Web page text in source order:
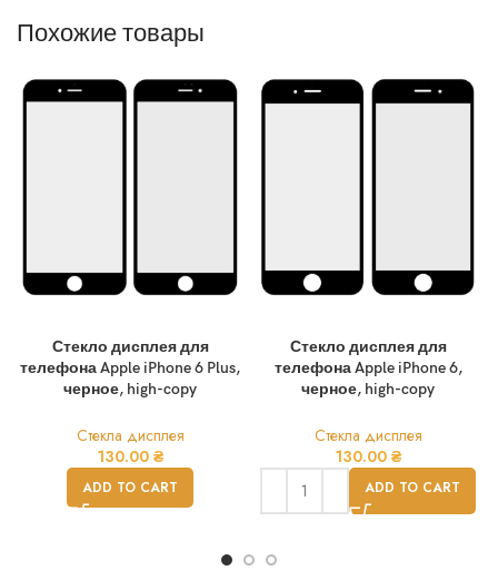
Похожие товары
Стекло дисплея для
телефона Apple iPhone 6 Plus,
черное, high-copy
Стекла дисплея
130.00 ₴
ADD TO CART
Стекло дисплея для
телефона Apple iPhone 6,
черное, high-copy
Стекла дисплея
130.00 ₴
ADD TO CART